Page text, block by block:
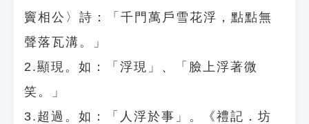
竇相公〉詩：「千門萬戶雪花浮，點點無
聲落瓦溝。」
2.顯現。如：「浮現」、「臉上浮著微
笑。」
3.超過。如：「人浮於事」。《禮記．坊